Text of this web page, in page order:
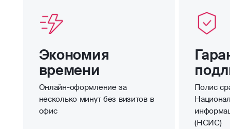
Экономия
времени
Онлайн-оформление за
несколько минут без визитов в
офис
Полис
(НСИС)